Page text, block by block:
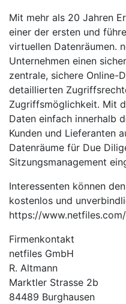
Mit mehr als 20 Jahren
einer der ersten und
virtuellen Datenräumen.
Unternehmen einen
zentrale, sichere Online-
detaillierten
Zugriffsmöglichkeit. Mit
Daten einfach innerhalb
Kunden und Lieferanten
Datenräume für Due
Sitzungsmanagement
Interessenten können
kostenlos und
https://
Firmenkontakt
netfiles GmbH
R. Altmann
Marktler Strasse 2b
84489 Burghausen